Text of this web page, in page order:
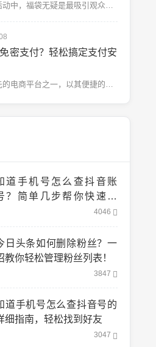
在抖音的各种直播活动中，福袋无疑是最吸引观众的一大亮点。无论是实物奖品还是红包奖励，福袋总能带来满满...
密支付？轻松搞定支付安
拼多多作为国内领先的电商平台之一，以其便捷的购物体验和优惠的价格吸引了大量用户。不过，随着支付方式的...
道手机号怎么查抖音账
？简单几步帮你快速找
4046
日头条如何删除粉丝？一
教你轻松管理粉丝列表！
3847
道手机号怎么查抖音号的
细指南，轻松找到好友
3047